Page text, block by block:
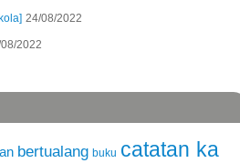
24/08/2022
2022
bertualang buku catatan ka